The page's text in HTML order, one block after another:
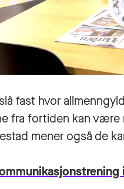
fast hvor
fra fortiden kan
mener også de